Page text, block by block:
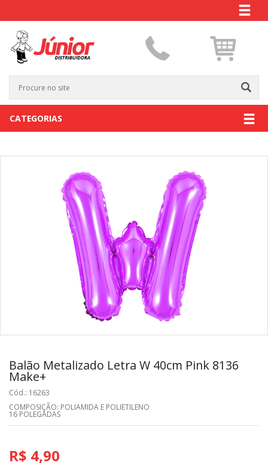
CATEGORIAS
Balão Metalizado Letra W 40cm Pink 8136
Make+
Cód.: 16263
COMPOSIÇÃO: POLIAMIDA E POLIETILENO
16 POLEGADAS
R$ 4,90